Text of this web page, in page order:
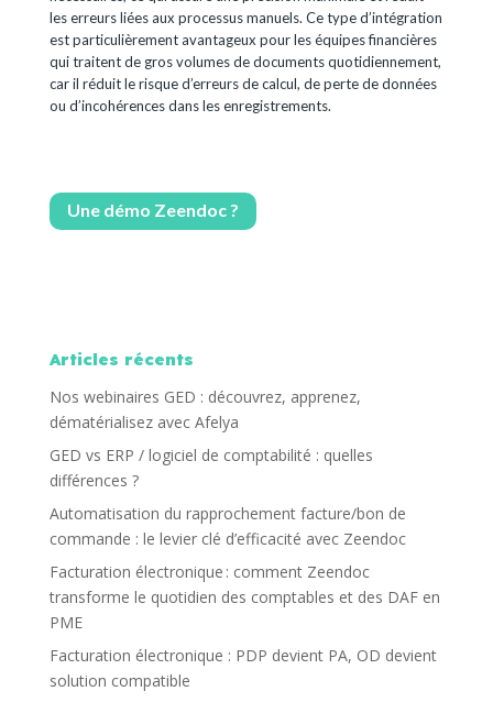
les erreurs liées aux processus manuels. Ce type d’intégration
est particulièrement avantageux pour les équipes financières
qui traitent de gros volumes de documents quotidiennement,
car il réduit le risque d’erreurs de calcul, de perte de données
ou d’incohérences dans les enregistrements.
Une démo Zeendoc ?
Articles récents
Nos webinaires GED : découvrez, apprenez,
dématérialisez avec Afelya
GED vs ERP / logiciel de comptabilité : quelles
différences ?
Automatisation du rapprochement facture/bon de
commande : le levier clé d’efficacité avec Zeendoc
Facturation électronique : comment Zeendoc
transforme le quotidien des comptables et des DAF en
PME
Facturation électronique : PDP devient PA, OD devient
solution compatible